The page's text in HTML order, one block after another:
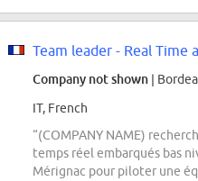
Company not shown |
IT, French
“(COMPANY NAME)
temps réel embarqués bas
Mérignac pour piloter une